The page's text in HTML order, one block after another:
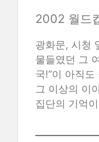
2002 월드
광화문, 시청
물들였던 그
국!”이 아직
그 이상의 이
집단의 기억